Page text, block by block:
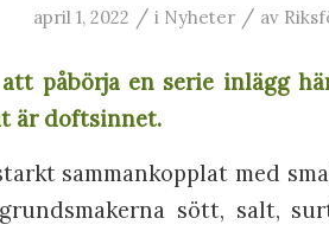
april 1, 2022 / i Nyheter / av
påbörja en serie inlägg
är doftsinnet.
sammankopplat med
sött, salt,